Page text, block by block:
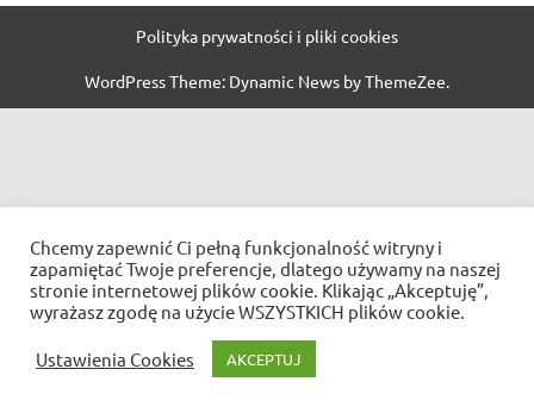
Polityka prywatności i pliki cookies
WordPress Theme: Dynamic News by ThemeZee.
Chcemy zapewnić Ci pełną funkcjonalność witryny i
zapamiętać Twoje preferencje, dlatego używamy na naszej
stronie internetowej plików cookie. Klikając „Akceptuję”,
wyrażasz zgodę na użycie WSZYSTKICH plików cookie.
Ustawienia Cookies AKCEPTUJ